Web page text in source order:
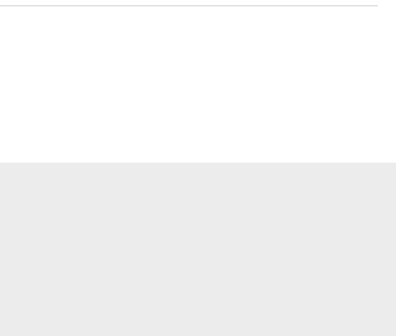
mit uns in Verbindung (telefonisch oder per
mit uns, was Sie am